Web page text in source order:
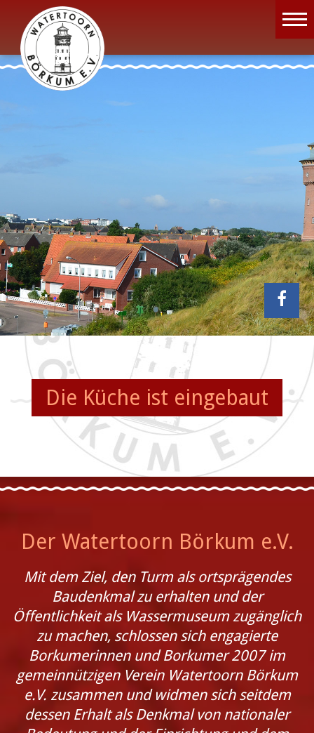
Wassermuseum
Öffnungszeiten
Projekte
Die Küche ist eingebaut
Der Watertoorn Börkum e.V.
Mit dem Ziel, den Turm als ortsprägendes
Baudenkmal zu erhalten und der
Öffentlichkeit als Wassermuseum zugänglich
zu machen, schlossen sich engagierte
Borkumerinnen und Borkumer 2007 im
gemeinnützigen Verein Watertoorn Börkum
e.V. zusammen und widmen sich seitdem
dessen Erhalt als Denkmal von nationaler